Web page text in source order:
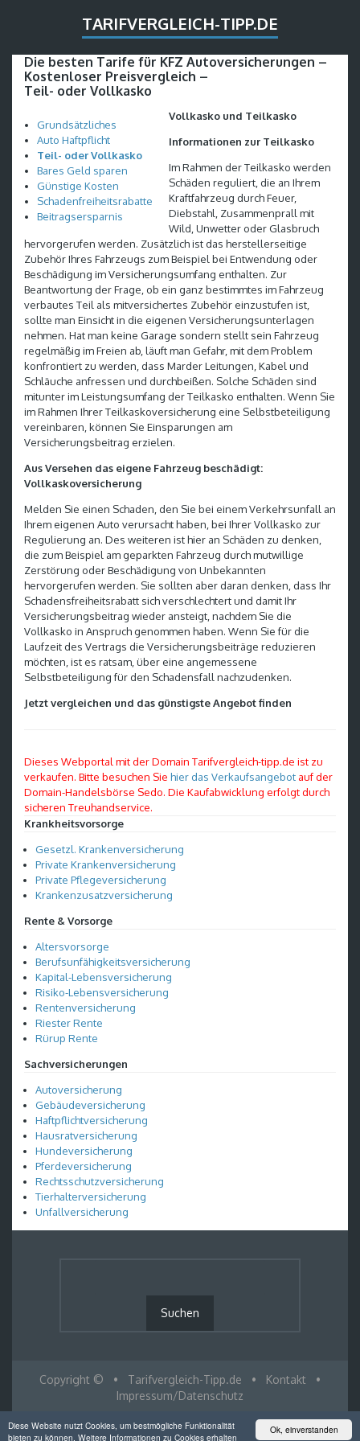
Ok, einverstanden
Diese Website nutzt Cookies, um bestmögliche Funktionalität
bieten zu können. Weitere Informationen zu Cookies erhalten
TARIFVERGLEICH-TIPP.DE
Die besten Tarife für KFZ Autoversicherungen –
Kostenloser Preisvergleich –
Teil- oder Vollkasko
Grundsätzliches
Auto Haftpflicht
Teil- oder Vollkasko
Bares Geld sparen
Günstige Kosten
Schadenfreiheitsrabatte
Beitragsersparnis
Vollkasko und Teilkasko
Informationen zur Teilkasko
Im Rahmen der Teilkasko werden
Schäden reguliert, die an Ihrem
Kraftfahrzeug durch Feuer,
Diebstahl, Zusammenprall mit
Wild, Unwetter oder Glasbruch
hervorgerufen werden. Zusätzlich ist das herstellerseitige
Zubehör Ihres Fahrzeugs zum Beispiel bei Entwendung oder
Beschädigung im Versicherungsumfang enthalten. Zur
Beantwortung der Frage, ob ein ganz bestimmtes im Fahrzeug
verbautes Teil als mitversichertes Zubehör einzustufen ist,
sollte man Einsicht in die eigenen Versicherungsunterlagen
nehmen. Hat man keine Garage sondern stellt sein Fahrzeug
regelmäßig im Freien ab, läuft man Gefahr, mit dem Problem
konfrontiert zu werden, dass Marder Leitungen, Kabel und
Schläuche anfressen und durchbeißen. Solche Schäden sind
mitunter im Leistungsumfang der Teilkasko enthalten. Wenn Sie
im Rahmen Ihrer Teilkaskoversicherung eine Selbstbeteiligung
vereinbaren, können Sie Einsparungen am
Versicherungsbeitrag erzielen.
Aus Versehen das eigene Fahrzeug beschädigt:
Vollkaskoversicherung
Melden Sie einen Schaden, den Sie bei einem Verkehrsunfall an
Ihrem eigenen Auto verursacht haben, bei Ihrer Vollkasko zur
Regulierung an. Des weiteren ist hier an Schäden zu denken,
die zum Beispiel am geparkten Fahrzeug durch mutwillige
Zerstörung oder Beschädigung von Unbekannten
hervorgerufen werden. Sie sollten aber daran denken, dass Ihr
Schadensfreiheitsrabatt sich verschlechtert und damit Ihr
Versicherungsbeitrag wieder ansteigt, nachdem Sie die
Vollkasko in Anspruch genommen haben. Wenn Sie für die
Laufzeit des Vertrags die Versicherungsbeiträge reduzieren
möchten, ist es ratsam, über eine angemessene
Selbstbeteiligung für den Schadensfall nachzudenken.
Jetzt vergleichen und das günstigste Angebot finden
Dieses Webportal mit der Domain Tarifvergleich-tipp.de ist zu
verkaufen. Bitte besuchen Sie hier das Verkaufsangebot auf der
Domain-Handelsbörse Sedo. Die Kaufabwicklung erfolgt durch
sicheren Treuhandservice.
Krankheitsvorsorge
Gesetzl. Krankenversicherung
Private Krankenversicherung
Private Pflegeversicherung
Krankenzusatzversicherung
Rente & Vorsorge
Altersvorsorge
Berufsunfähigkeitsversicherung
Kapital-Lebensversicherung
Risiko-Lebensversicherung
Rentenversicherung
Riester Rente
Rürup Rente
Sachversicherungen
Autoversicherung
Gebäudeversicherung
Haftpflichtversicherung
Hausratversicherung
Hundeversicherung
Pferdeversicherung
Rechtsschutzversicherung
Tierhalterversicherung
Unfallversicherung
Copyright © • Tarifvergleich-Tipp.de • Kontakt
•
Impressum/Datenschutz